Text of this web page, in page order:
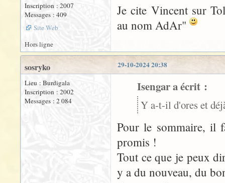
Inscription : 2007
Messages : 409
Site Web
Je cite Vincent sur
au nom AdAr"
Hors ligne
29-10-2024 20:38
sosryko
Lieu : Burdigala
Inscription : 2002
Messages : 2 084
Isengar a écrit :
Y a-t-il d'ores et
Pour le sommaire, il
promis !
Tout ce que je peux
y a du nouveau, du